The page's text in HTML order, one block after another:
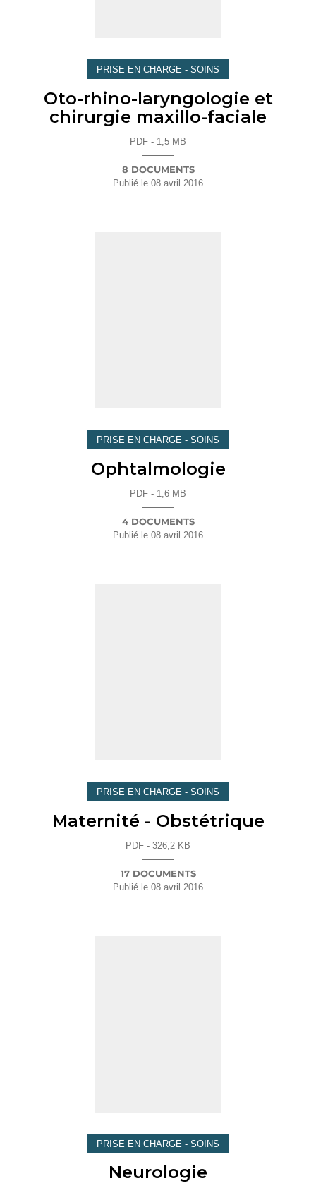
PRISE EN CHARGE - SOINS
Oto-rhino-laryngologie et
chirurgie maxillo-faciale
PDF - 1,5 MB
8 DOCUMENTS
Publié le 08 avril 2016
PRISE EN CHARGE - SOINS
Ophtalmologie
PDF - 1,6 MB
4 DOCUMENTS
Publié le 08 avril 2016
PRISE EN CHARGE - SOINS
Maternité - Obstétrique
PDF - 326,2 KB
17 DOCUMENTS
Publié le 08 avril 2016
PRISE EN CHARGE - SOINS
Neurologie